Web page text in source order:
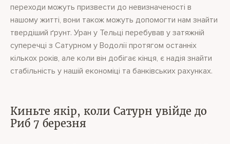
переходи можуть призвести до невизначеності в
нашому житті, вони також можуть допомогти нам знайти
твердіший ґрунт. Уран у Тельці перебував у затяжній
суперечці з Сатурном у Водолії протягом останніх
кількох років, але коли він добігає кінця, є надія знайти
стабільність у нашій економіці та банківських рахунках.
Киньте якір, коли Сатурн увійде до
Риб 7 березня